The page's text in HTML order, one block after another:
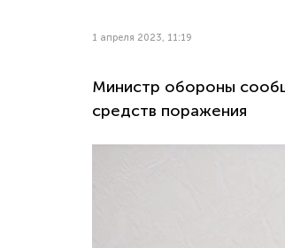
1 апреля 2023, 11:19
Министр обороны
средств поражения